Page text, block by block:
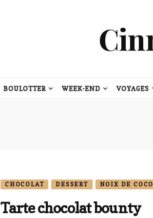
BOULOTTER WEEK-END VOYAGES
CHOCOLAT DESSERT NOIX DE COCO
Tarte chocolat bounty